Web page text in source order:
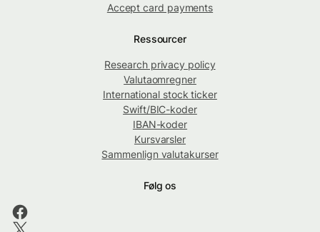
Accept card payments
Ressourcer
Research privacy policy
Valutaomregner
International stock ticker
Swift/BIC-koder
IBAN-koder
Kursvarsler
Sammenlign valutakurser
Følg os